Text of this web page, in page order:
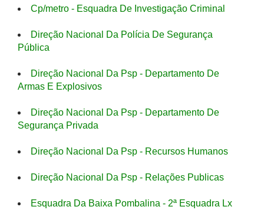
Cp/metro - Esquadra De Investigação Criminal
Direção Nacional Da Polícia De Segurança
Pública
Direção Nacional Da Psp - Departamento De
Armas E Explosivos
Direção Nacional Da Psp - Departamento De
Segurança Privada
Direção Nacional Da Psp - Recursos Humanos
Direção Nacional Da Psp - Relações Publicas
Esquadra Da Baixa Pombalina - 2ª Esquadra Lx